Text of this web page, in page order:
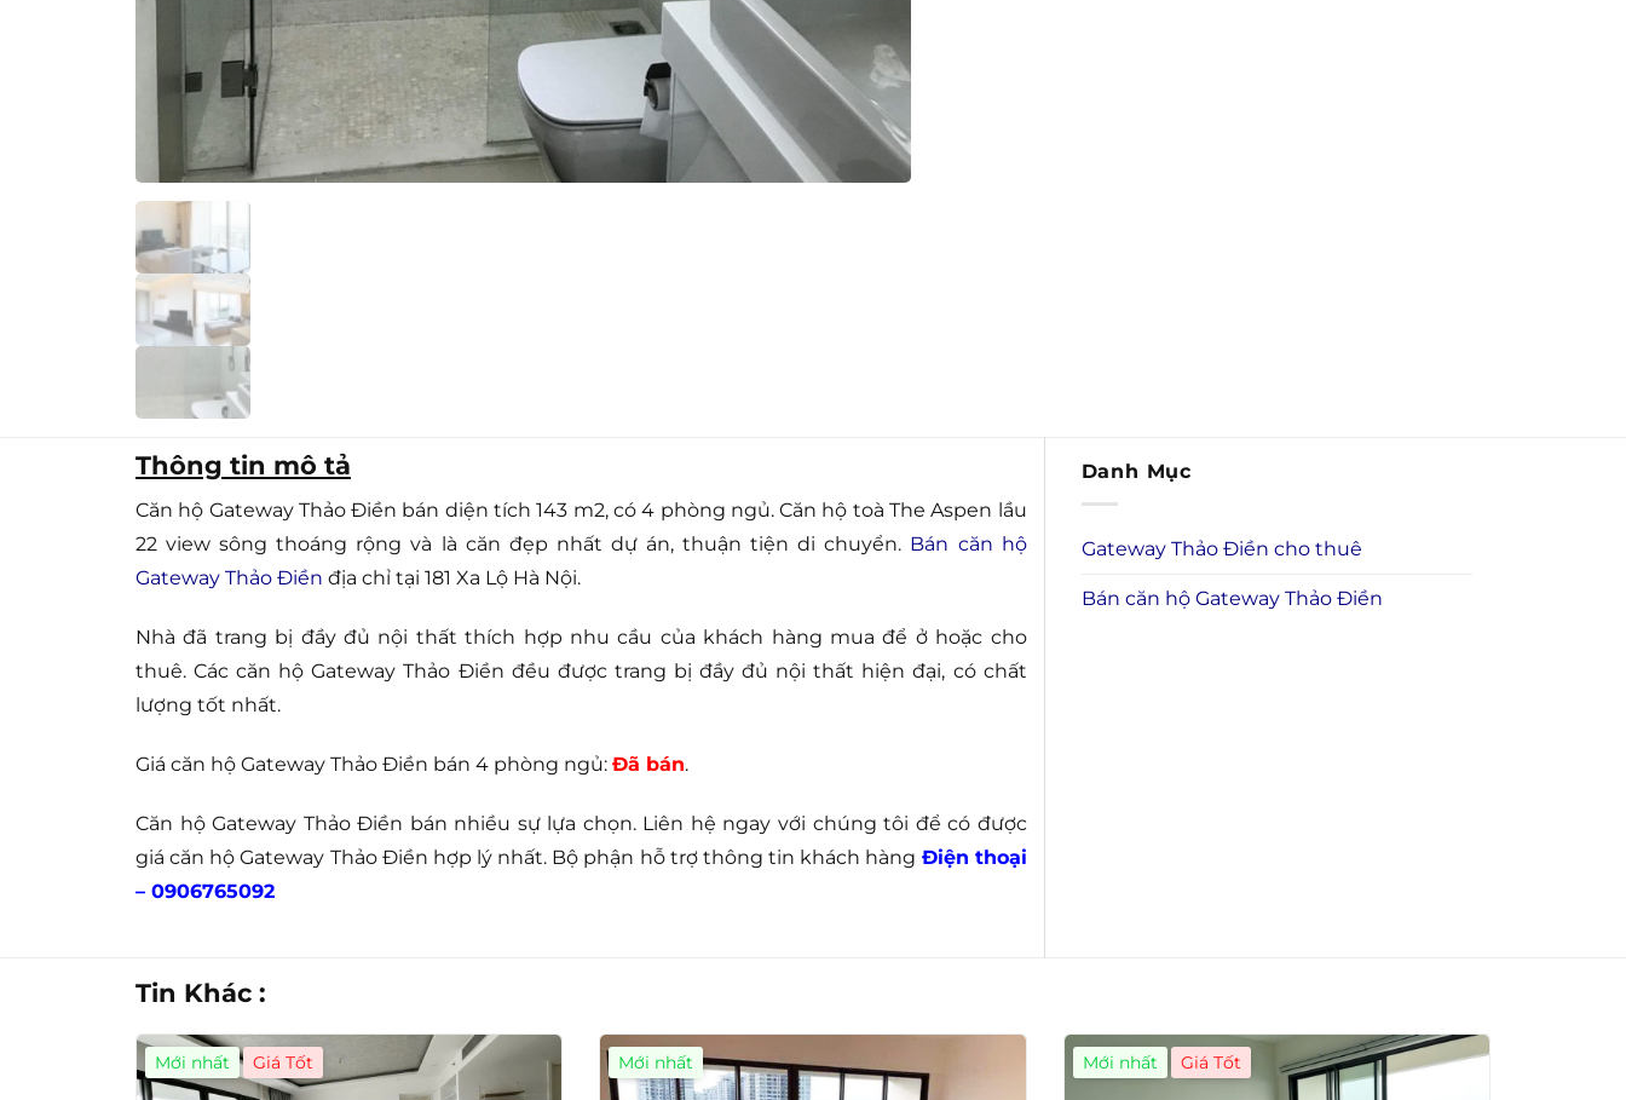
Thông tin mô tả
Căn hộ Gateway Thảo Điền bán diện tích 143 m2, có 4 phòng ngủ. Căn hộ toà The Aspen lầu
22 view sông thoáng rộng và là căn đẹp nhất dự án, thuận tiện di chuyển. Bán căn hộ
Gateway Thảo Điền địa chỉ tại 181 Xa Lộ Hà Nội.
Nhà đã trang bị đầy đủ nội thất thích hợp nhu cầu của khách hàng mua để ở hoặc cho
thuê. Các căn hộ Gateway Thảo Điền đều được trang bị đầy đủ nội thất hiện đại, có chất
lượng tốt nhất.
Giá căn hộ Gateway Thảo Điền bán 4 phòng ngủ: Đã bán.
Căn hộ Gateway Thảo Điền bán nhiều sự lựa chọn. Liên hệ ngay với chúng tôi để có được
giá căn hộ Gateway Thảo Điền hợp lý nhất. Bộ phận hỗ trợ thông tin khách hàng Điện thoại
– 0906765092
Danh Mục
Gateway Thảo Điền cho thuê
Bán căn hộ Gateway Thảo Điền
Tin Khác :
Mới nhất Giá Tốt Mới nhất Mới nhất Giá Tốt